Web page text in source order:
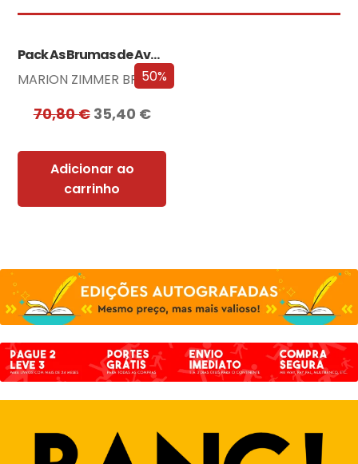
50%
Pack As Brumas de Avalon
MARION ZIMMER BRADLEY
70,80€ 35,40 €
Adicionar ao
carrinho